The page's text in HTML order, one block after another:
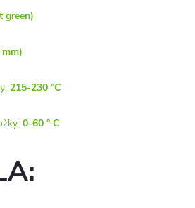
green)
215-230 °C
0-60 ° C